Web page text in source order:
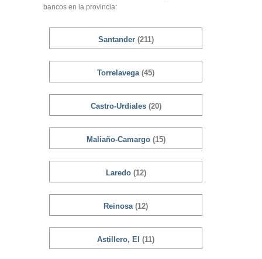
bancos en la provincia:
Santander (211)
Torrelavega (45)
Castro-Urdiales (20)
Maliaño-Camargo (15)
Laredo (12)
Reinosa (12)
Astillero, El (11)